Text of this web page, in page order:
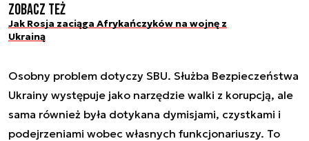
Zobacz też
Jak Rosja zaciąga Afrykańczyków na wojnę z
Ukrainą
Osobny problem dotyczy SBU. Służba Bezpieczeństwa
Ukrainy występuje jako narzędzie walki z korupcją, ale
sama również była dotykana dymisjami, czystkami i
podejrzeniami wobec własnych funkcjonariuszy. To